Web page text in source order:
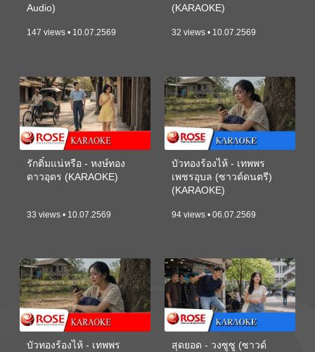
Audio)
147 views • 10.07.2569
(KARAOKE)
32 views • 10.07.2569
รักติ๋มแน่หรือ - หงษ์ทอง
ดาวอุดร (KARAOKE)
33 views • 10.07.2569
บัวทองร้องไห้ - เทพพร
เพชรอุบล (ซาวด์ดนตรี)
(KARAOKE)
94 views • 06.07.2569
บัวทองร้องไห้ - เทพพร
สุดยอด - วงซูซู (ซาวด์